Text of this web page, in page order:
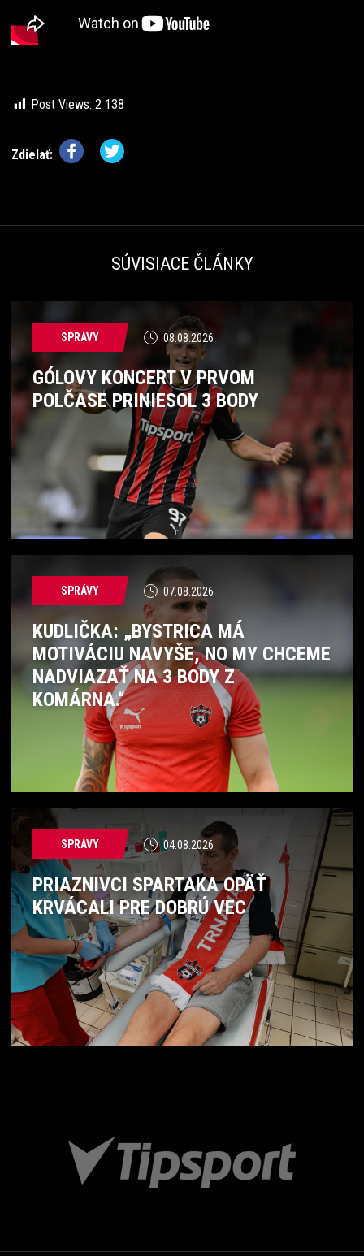
Post Views: 2 138
Zdielať:
SÚVISIACE ČLÁNKY
SPRÁVY 08.08.2026
GÓLOVY KONCERT V PRVOM
POLČASE PRINIESOL 3 BODY
SPRÁVY 07.08.2026
KUDLIČKA: „BYSTRICA MÁ
MOTIVÁCIU NAVYŠE, NO MY CHCEME
NADVIAZAŤ NA 3 BODY Z
KOMÁRNA.“
SPRÁVY 04.08.2026
PRIAZNIVCI SPARTAKA OPÄŤ
KRVÁCALI PRE DOBRÚ VEC